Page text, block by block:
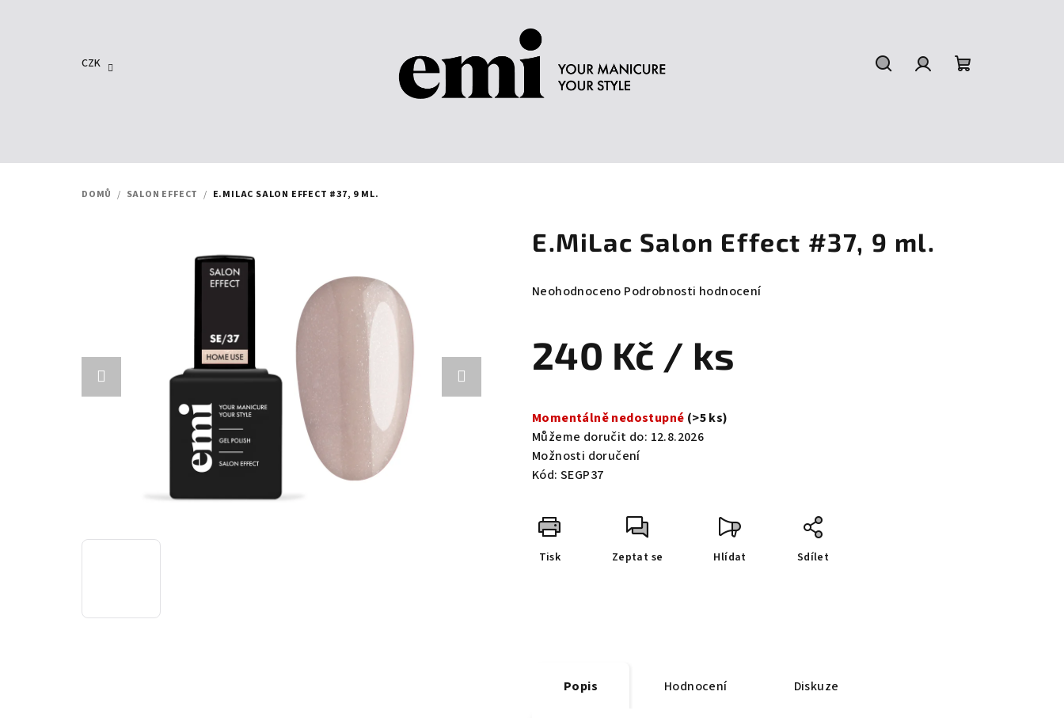
CZK
DOMŮ / SALON EFFECT / E.MILAC SALON EFFECT #37, 9 ML.
E.MiLac Salon Effect #37, 9 ml.
Průměrné
je
0,0
hvězdiček.
Neohodnoceno Podrobnosti hodnocení
240 Kč / ks
cena:
Momentálně nedostupné (>5 ks)
Můžeme doručit do: 12.8.2026
Možnosti doručení
Kód: SEGP37
Tisk Zeptat se Hlídat Sdílet
Popis Hodnocení Diskuze